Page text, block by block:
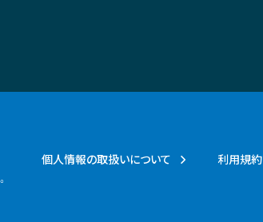
個人情報の取扱いについて 利用規約